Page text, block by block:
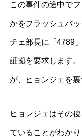
この事件の途中で
かをフラッシュバッ
チェ部長に「4789
証拠を要求します
が、ヒョンジェを
ヒョンジェはその
ていることがわか